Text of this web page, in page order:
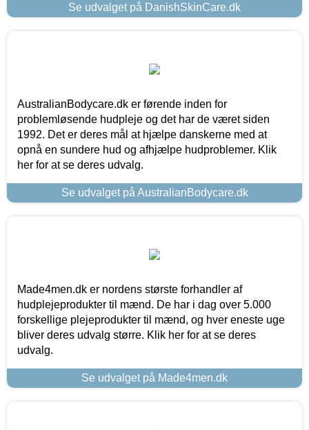
Se udvalget på DanishSkinCare.dk
AustralianBodycare.dk er førende inden for
problemløsende hudpleje og det har de været siden
1992. Det er deres mål at hjælpe danskerne med at
opnå en sundere hud og afhjælpe hudproblemer. Klik
her for at se deres udvalg.
Se udvalget på AustralianBodycare.dk
Made4men.dk er nordens største forhandler af
hudplejeprodukter til mænd. De har i dag over 5.000
forskellige plejeprodukter til mænd, og hver eneste uge
bliver deres udvalg større. Klik her for at se deres
udvalg.
Se udvalget på Made4men.dk